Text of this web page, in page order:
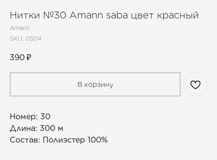
Нитки №30 Amann saba цвет красный
Amann
SKU: 0504
390 ₽
В корзину
Номер: 30
Длина: 300 м
Состав: Полиэстер 100%